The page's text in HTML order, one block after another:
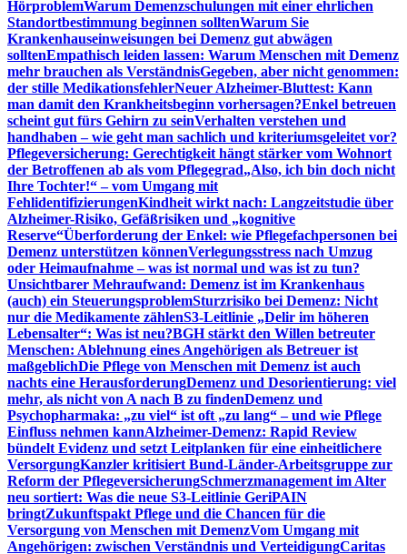
HörproblemWarum Demenzschulungen mit einer ehrlichen
Standortbestimmung beginnen solltenWarum Sie
Krankenhauseinweisungen bei Demenz gut abwägen
solltenEmpathisch leiden lassen: Warum Menschen mit Demenz
mehr brauchen als VerständnisGegeben, aber nicht genommen:
der stille MedikationsfehlerNeuer Alzheimer-Bluttest: Kann
man damit den Krankheitsbeginn vorhersagen?Enkel betreuen
scheint gut fürs Gehirn zu seinVerhalten verstehen und
handhaben – wie geht man sachlich und kriteriumsgeleitet vor?
Pflegeversicherung: Gerechtigkeit hängt stärker vom Wohnort
der Betroffenen ab als vom Pflegegrad„Also, ich bin doch nicht
Ihre Tochter!“ – vom Umgang mit
FehlidentifizierungenKindheit wirkt nach: Langzeitstudie über
Alzheimer-Risiko, Gefäßrisiken und „kognitive
Reserve“Überforderung der Enkel: wie Pflegefachpersonen bei
Demenz unterstützen könnenVerlegungsstress nach Umzug
oder Heimaufnahme – was ist normal und was ist zu tun?
Unsichtbarer Mehraufwand: Demenz ist im Krankenhaus
(auch) ein SteuerungsproblemSturzrisiko bei Demenz: Nicht
nur die Medikamente zählenS3-Leitlinie „Delir im höheren
Lebensalter“: Was ist neu?BGH stärkt den Willen betreuter
Menschen: Ablehnung eines Angehörigen als Betreuer ist
maßgeblichDie Pflege von Menschen mit Demenz ist auch
nachts eine HerausforderungDemenz und Desorientierung: viel
mehr, als nicht von A nach B zu findenDemenz und
Psychopharmaka: „zu viel“ ist oft „zu lang“ – und wie Pflege
Einfluss nehmen kannAlzheimer-Demenz: Rapid Review
bündelt Evidenz und setzt Leitplanken für eine einheitlichere
VersorgungKanzler kritisiert Bund-Länder-Arbeitsgruppe zur
Reform der PflegeversicherungSchmerzmanagement im Alter
neu sortiert: Was die neue S3-Leitlinie GeriPAIN
bringtZukunftspakt Pflege und die Chancen für die
Versorgung von Menschen mit DemenzVom Umgang mit
Angehörigen: zwischen Verständnis und VerteidigungCaritas